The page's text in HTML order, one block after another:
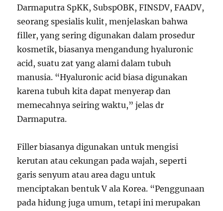
Darmaputra SpKK, SubspOBK, FINSDV, FAADV,
seorang spesialis kulit, menjelaskan bahwa
filler, yang sering digunakan dalam prosedur
kosmetik, biasanya mengandung hyaluronic
acid, suatu zat yang alami dalam tubuh
manusia. “Hyaluronic acid biasa digunakan
karena tubuh kita dapat menyerap dan
memecahnya seiring waktu,” jelas dr
Darmaputra.
Filler biasanya digunakan untuk mengisi
kerutan atau cekungan pada wajah, seperti
garis senyum atau area dagu untuk
menciptakan bentuk V ala Korea. “Penggunaan
pada hidung juga umum, tetapi ini merupakan